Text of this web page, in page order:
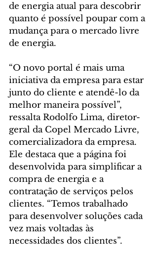
de energia atual para descobrir
quanto é possível poupar com a
mudança para o mercado livre
de energia.
“O novo portal é mais uma
iniciativa da empresa para estar
junto do cliente e atendê-lo da
melhor maneira possível”,
ressalta Rodolfo Lima, diretor-
geral da Copel Mercado Livre,
comercializadora da empresa.
Ele destaca que a página foi
desenvolvida para simplificar a
compra de energia e a
contratação de serviços pelos
clientes. “Temos trabalhado
para desenvolver soluções cada
vez mais voltadas às
necessidades dos clientes”.